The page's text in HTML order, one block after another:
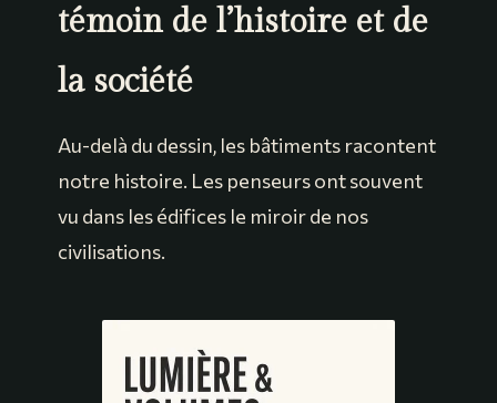
témoin de l’histoire et de
la société
Au-delà du dessin, les bâtiments racontent
notre histoire. Les penseurs ont souvent
vu dans les édifices le miroir de nos
civilisations.